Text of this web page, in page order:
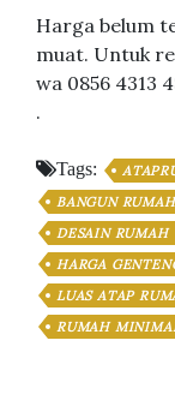
Harga belum
muat. Untuk
wa 0856 4313
.
Tags:
BANGUN RUMAH
DESAIN RUMAH
HARGA
LUAS ATAP
RUMAH